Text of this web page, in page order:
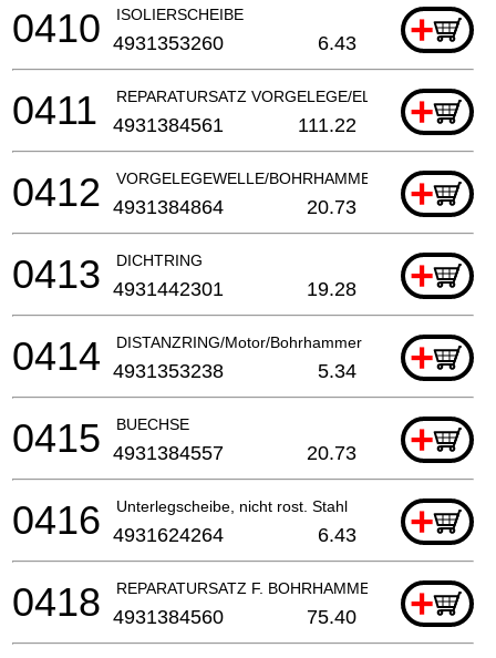
ISOLIERSCHEIBE +
0410 4931353260 6.43
REPARATURSATZ VORGELEGE/ +
0411 4931384561 111.22
VORGELEGEWELLE/BOHRHAMMER +
0412 4931384864 20.73
DICHTRING +
0413 4931442301 19.28
DISTANZRING/Motor/Bohrhammer +
0414 4931353238 5.34
BUECHSE +
0415 4931384557 20.73
Unterlegscheibe, nicht rost. Stahl +
0416 4931624264 6.43
REPARATURSATZ F. BOHRHAMMER +
0418 4931384560 75.40